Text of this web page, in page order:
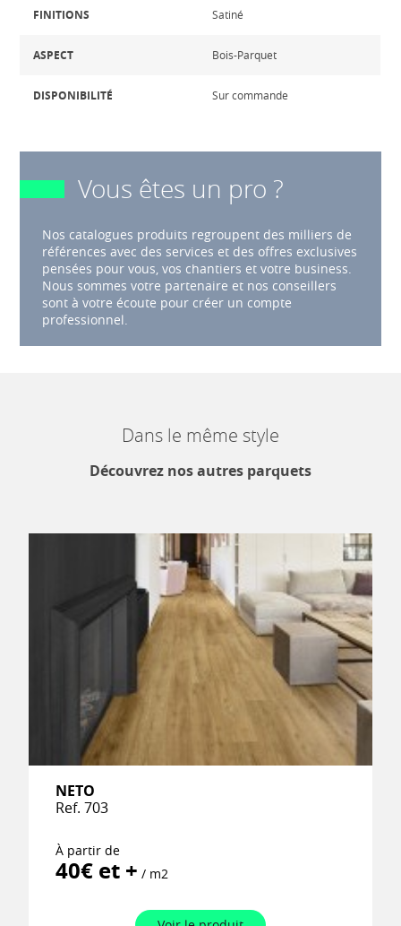
FINITIONS Satiné
ASPECT Bois-Parquet
DISPONIBILITÉ Sur commande
Vous êtes un pro ?
Nos catalogues produits regroupent des milliers de
références avec des services et des offres exclusives
pensées pour vous, vos chantiers et votre business.
Nous sommes votre partenaire et nos conseillers
sont à votre écoute pour créer un compte
professionnel.
Dans le même style
Découvrez nos autres parquets
NETO
Ref. 703
À partir de
40€ et + / m2